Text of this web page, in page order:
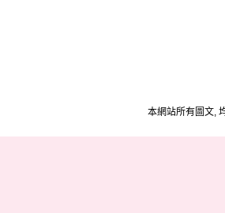
本網站所有圖文,